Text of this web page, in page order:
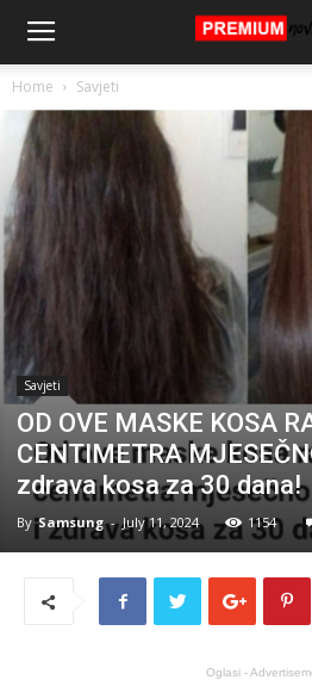
Home Savjeti
Savjeti
OD OVE MASKE KOSA
CENTIMETRA
zdrava kosa za 30 dana!
By Samsung - July 11, 2024 1154
Oglasi -